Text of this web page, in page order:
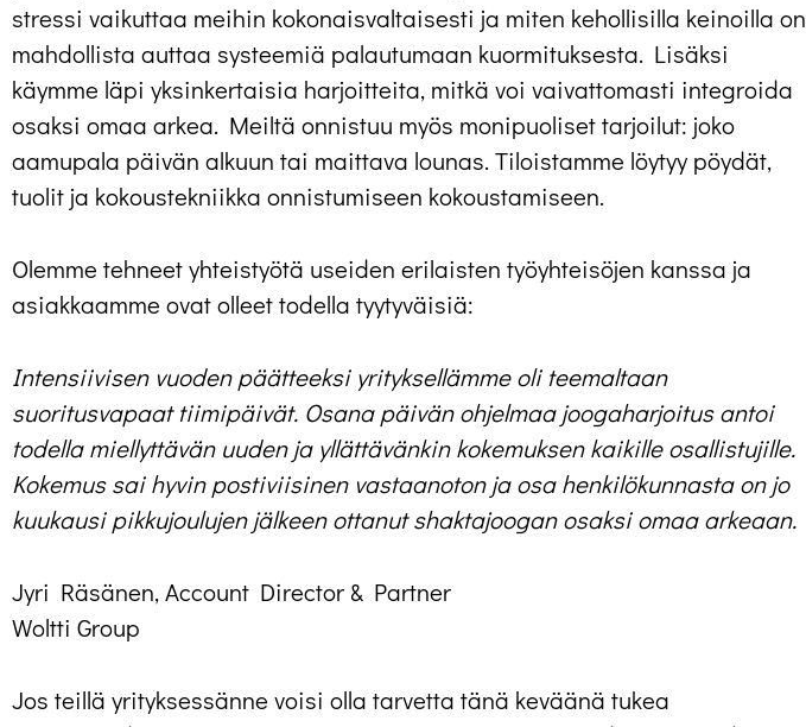
stressi vaikuttaa meihin kokonaisvaltaisesti ja miten kehollisilla keinoilla on
mahdollista auttaa systeemiä palautumaan kuormituksesta. Lisäksi
käymme läpi yksinkertaisia harjoitteita, mitkä voi vaivattomasti integroida
osaksi omaa arkea. Meiltä onnistuu myös monipuoliset tarjoilut: joko
aamupala päivän alkuun tai maittava lounas. Tiloistamme löytyy pöydät,
tuolit ja kokoustekniikka onnistumiseen kokoustamiseen.
Olemme tehneet yhteistyötä useiden erilaisten työyhteisöjen kanssa ja
asiakkaamme ovat olleet todella tyytyväisiä:
Intensiivisen vuoden päätteeksi yrityksellämme oli teemaltaan
suoritusvapaat tiimipäivät. Osana päivän ohjelmaa joogaharjoitus antoi
todella miellyttävän uuden ja yllättävänkin kokemuksen kaikille osallistujille.
Kokemus sai hyvin postiviisinen vastaanoton ja osa henkilökunnasta on jo
kuukausi pikkujoulujen jälkeen ottanut shaktajoogan osaksi omaa arkeaan.
Jyri Räsänen, Account Director & Partner
Woltti Group
Jos teillä yrityksessänne voisi olla tarvetta tänä keväänä tukea